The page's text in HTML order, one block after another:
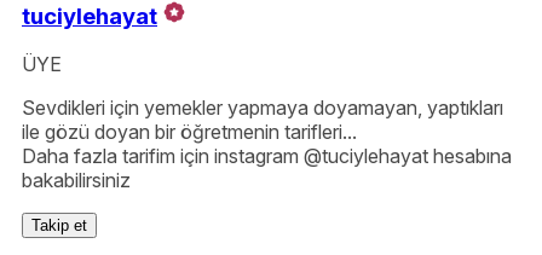
tuciylehayat
ÜYE
Sevdikleri için yemekler yapmaya doyamayan, yaptıkları
ile gözü doyan bir öğretmenin tarifleri...
Daha fazla tarifim için instagram @tuciylehayat hesabına
bakabilirsiniz
Takip et